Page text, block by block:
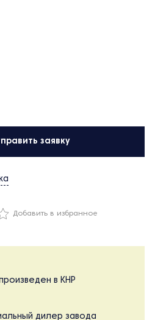
заявку
Добавить в избранное
в КНР
дилер завода